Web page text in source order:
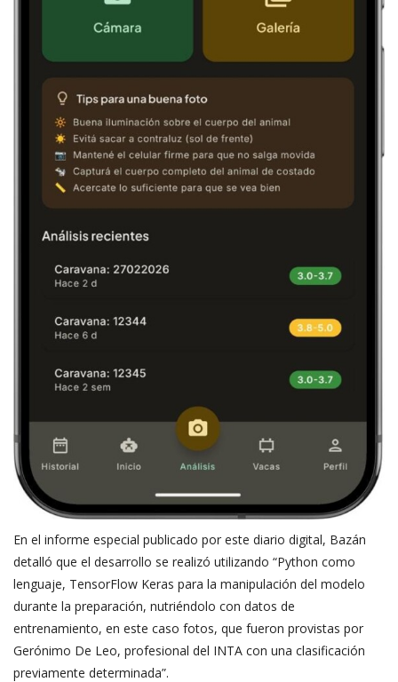
En el informe especial publicado por este diario digital, Bazán
detalló que el desarrollo se realizó utilizando “Python como
lenguaje, TensorFlow Keras para la manipulación del modelo
durante la preparación, nutriéndolo con datos de
entrenamiento, en este caso fotos, que fueron provistas por
Gerónimo De Leo, profesional del INTA con una clasificación
previamente determinada”.